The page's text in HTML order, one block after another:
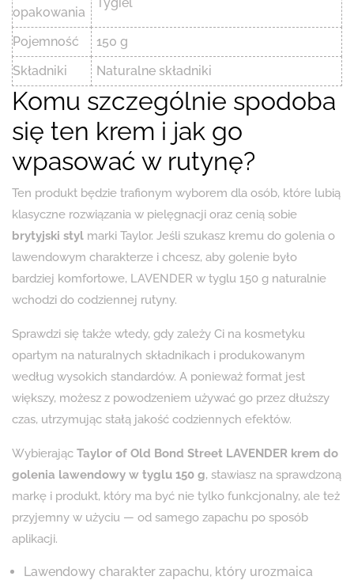
opakowania
Pojemność
150 g
Składniki
Naturalne składniki
Komu szczególnie spodoba
się ten krem i jak go
wpasować w rutynę?
Ten produkt będzie trafionym wyborem dla osób, które lubią
klasyczne rozwiązania w pielęgnacji oraz cenią sobie
brytyjski styl marki Taylor. Jeśli szukasz kremu do golenia o
lawendowym charakterze i chcesz, aby golenie było
bardziej komfortowe, LAVENDER w tyglu 150 g naturalnie
wchodzi do codziennej rutyny.
Sprawdzi się także wtedy, gdy zależy Ci na kosmetyku
opartym na naturalnych składnikach i produkowanym
według wysokich standardów. A ponieważ format jest
większy, możesz z powodzeniem używać go przez dłuższy
czas, utrzymując stałą jakość codziennych efektów.
Wybierając Taylor of Old Bond Street LAVENDER krem do
golenia lawendowy w tyglu 150 g, stawiasz na sprawdzoną
markę i produkt, który ma być nie tylko funkcjonalny, ale też
przyjemny w użyciu — od samego zapachu po sposób
aplikacji.
Lawendowy charakter zapachu, który urozmaica